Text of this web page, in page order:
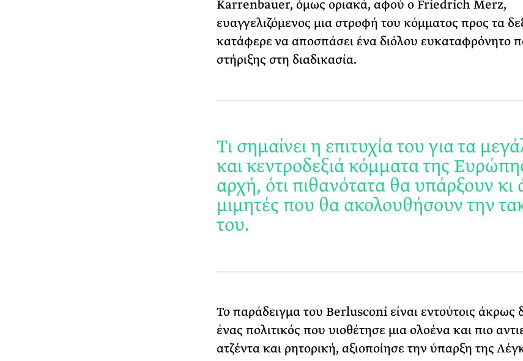
Karrenbauer, όμως οριακά, αφού ο Friedrich Merz,
ευαγγελιζόμενος μια στροφή του κόμματος προς τα
κατάφερε να αποσπάσει ένα διόλου ευκαταφρόνητο
στήριξης στη διαδικασία.
Τι σημαίνει η επιτυχία του για τα
και κεντροδεξιά κόμματα της
αρχή, ότι πιθανότατα θα υπάρξουν κι
μιμητές που θα ακολουθήσουν την
του.
Το παράδειγμα του Berlusconi είναι εντούτοις άκρως
ένας πολιτικός που υιοθέτησε μια ολοένα και πιο
ατζέντα και ρητορική, αξιοποίησε την ύπαρξη της